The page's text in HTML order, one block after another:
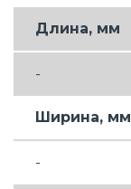
Длина, мм
-
Ширина, мм
-